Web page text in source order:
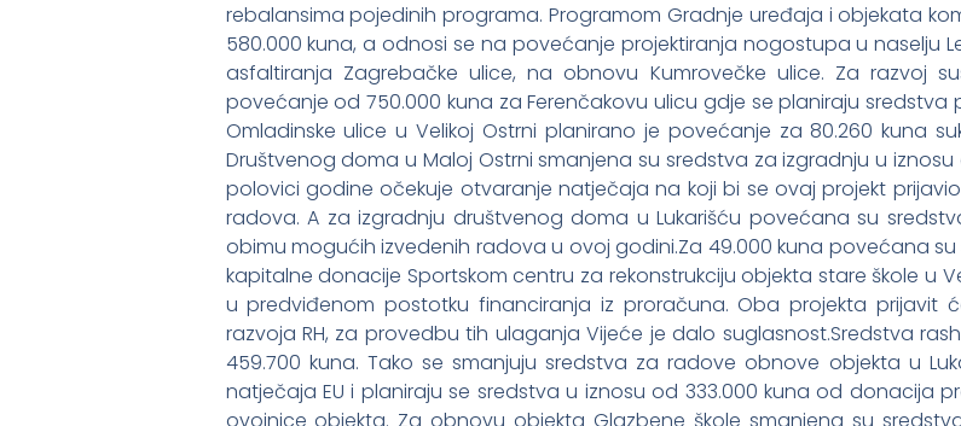
rebalansima pojedinih programa. Programom Gradnje uređaja i objekata
580.000 kuna, a odnosi se na povećanje projektiranja nogostupa u naselju
asfaltiranja Zagrebačke ulice, na obnovu Kumrovečke ulice. Za razvoj
povećanje od 750.000 kuna za Ferenčakovu ulicu gdje se planiraju
Omladinske ulice u Velikoj Ostrni planirano je povećanje za 80.260 kuna
Društvenog doma u Maloj Ostrni smanjena su sredstva za izgradnju u
polovici godine očekuje otvaranje natječaja na koji bi se ovaj projekt
radova. A za izgradnju društvenog doma u Lukarišću povećana su
obimu mogućih izvedenih radova u ovoj godini.Za 49.000 kuna povećana
kapitalne donacije Sportskom centru za rekonstrukciju objekta stare škole u
u predviđenom postotku financiranja iz proračuna. Oba projekta prijavit
razvoja RH, za provedbu tih ulaganja Vijeće je dalo suglasnost.Sredstva
459.700 kuna. Tako se smanjuju sredstva za radove obnove objekta u
natječaja EU i planiraju se sredstva u iznosu od 333.000 kuna od donacija